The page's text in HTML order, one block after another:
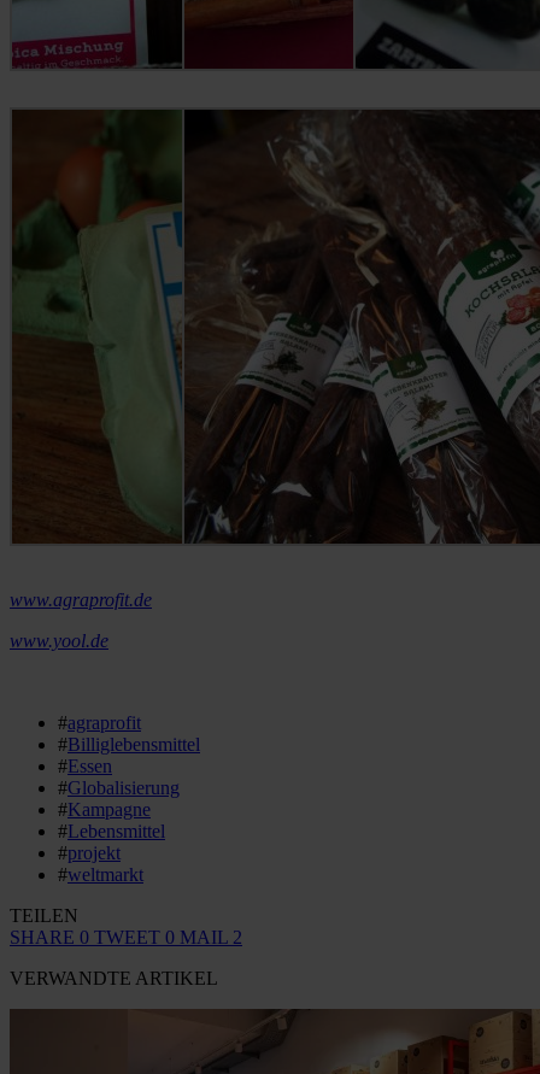
www.agraprofit.de
www.yool.de
#agraprofit
#Billiglebensmittel
#Essen
#Globalisierung
#Kampagne
#Lebensmittel
#projekt
#weltmarkt
TEILEN
SHARE 0 TWEET 0 MAIL 2
VERWANDTE ARTIKEL